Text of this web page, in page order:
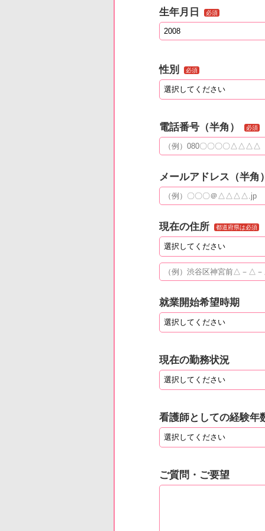
生年月日 必須
性別 必須
電話番号（半角） 必須
メールアドレス（半角
現在の住所 都道府県は必須
就業開始希望時期
現在の勤務状況
看護師としての経験年
ご質問・ご要望